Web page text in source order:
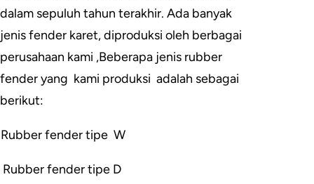
dalam sepuluh tahun terakhir. Ada banyak
jenis fender karet, diproduksi oleh berbagai
perusahaan kami ,Beberapa jenis rubber
fender yang kami produksi adalah sebagai
berikut:
Rubber fender tipe W
Rubber fender tipe D